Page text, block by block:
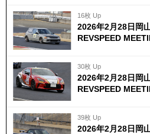
16枚 Up
2026年2月28日岡
REVSPEED
30枚 Up
2026年2月28日岡
REVSPEED
39枚 Up
2026年2月28日岡